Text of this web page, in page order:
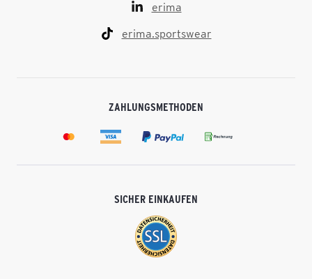
erima
erima.sportswear
ZAHLUNGSMETHODEN
SICHER EINKAUFEN